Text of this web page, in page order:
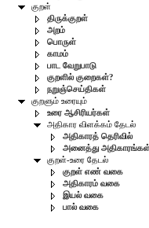
குறள்
திருக்குறள்
அறம்
பொருள்
காமம்
பாட வேறுபாடு
குறளில் குறைகள்?
நறுஞ்செய்திகள்
குறளும் உரையும்
உரை ஆசிரியர்கள்
அதிகார விளக்கம் தேடல்
அதிகாரத் தெரிவில்
அனைத்து
குறள்-உரை தேடல்
குறள் எண் வகை
அதிகாரம் வகை
இயல் வகை
பால் வகை